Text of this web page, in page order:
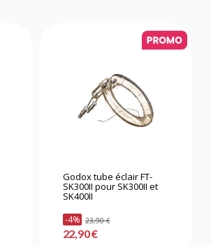
Godox tube éclair FT-
SK300II pour SK300II et
SK400II
-4% 23,90 €
22,90 €